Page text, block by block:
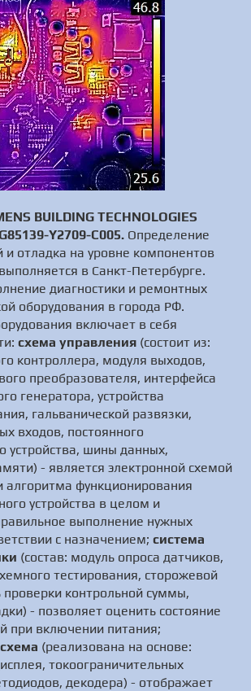
BUILDING TECHNOLOGIES
Y2709-C005. Определение
и отладка на уровне компонентов
в Санкт-Петербурге.
диагностики и ремонтных
оборудования в города РФ.
включает в себя
схема управления (состоит из:
контроллера, модуля выходов,
преобразователя, интерфейса
генератора, устройства
гальванической развязки,
входов, постоянного
устройства, шины данных,
- является электронной схемой
алгоритма функционирования
устройства в целом и
выполнение нужных
с назначением;система
(состав: модуль опроса датчиков,
тестирования, сторожевой
контрольной суммы,
- позволяет оценить состояние
при включении питания;
(реализована на основе:
токоограничительных
декодера) - отображает